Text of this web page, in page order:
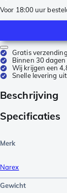
Voor 18:00 uur
Gratis
Binnen 30
Wij krijgen een
Snelle levering
Beschrijving
Specificaties
Merk
Narex
Gewicht